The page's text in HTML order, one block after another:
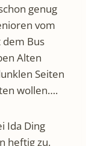
genug
vom
dem Bus
Alten
Seiten
wollen….
Ida Ding
heftig zu.